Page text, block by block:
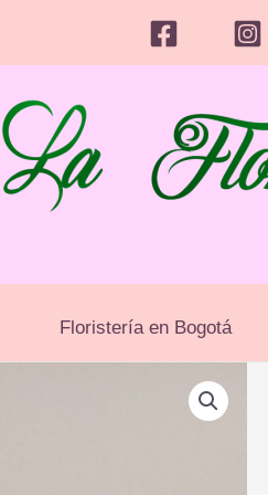
Floristería en Bogotá